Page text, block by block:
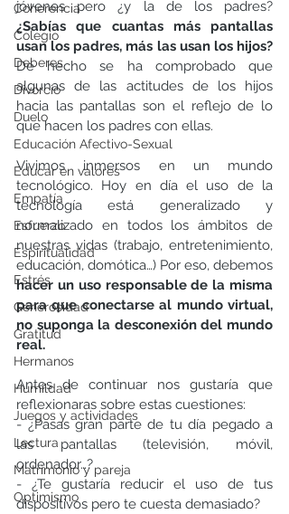
Coherencia
Colegio
Deberes
Divorcio
Duelo
Educación Afectivo-Sexual
Educar en valores
Empatía
Esfuerzo
Espiritualidad
Estrés
Generosidad
Gratitud
Hermanos
Humildad
Juegos y actividades
Lectura
Matrimonio y pareja
Optimismo
¿Sabías que cuantas más pantallas
De hecho se ha comprobado que
algunas de las actitudes de los hijos
hacia las pantallas son el reflejo de lo
que hacen los padres con ellas.
Vivimos inmersos en un mundo
tecnológico. Hoy en día el uso de la
tecnología está generalizado y
normalizado en todos los ámbitos de
nuestras vidas (trabajo, entretenimiento,
hacer un uso responsable de la misma
para que conectarse al mundo virtual,
no suponga la desconexión del mundo
real.
Antes de continuar nos gustaría que
reflexionaras sobre estas cuestiones:
- ¿Pasas gran parte de tu día pegado a
las pantallas (televisión, móvil,
ordenador…?
- ¿Te gustaría reducir el uso de tus
dispositivos pero te cuesta demasiado?